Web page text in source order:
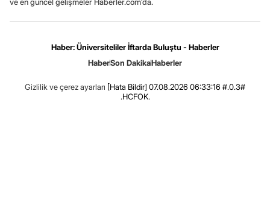
Haber: Üniversiteliler İftarda Buluştu - Haberler
HaberSon DakikaHaberler
Gizlilik ve çerez ayarları [Hata Bildir] 07.08.2026 06:33:16 #.0.3#
.HCFOK.